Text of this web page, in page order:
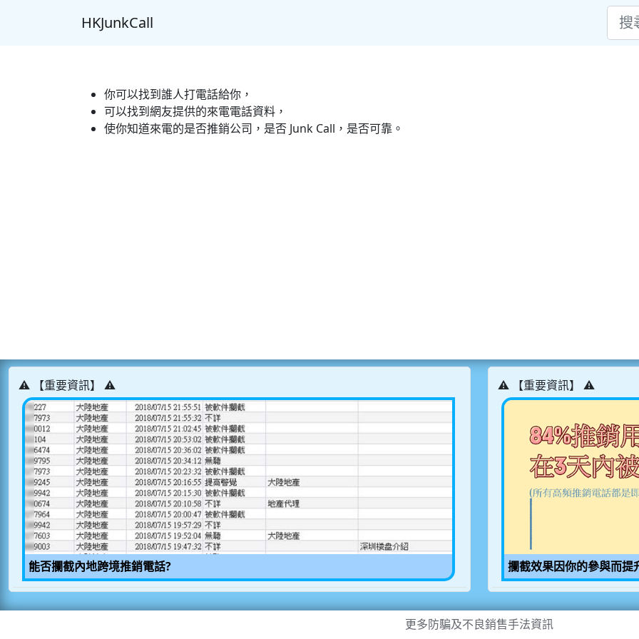
HKJunkCall
你可以找到誰人打電話給你，
可以找到網友提供的來電電話資料，
使你知道來電的是否推銷公司，是否 Junk Call，是否可靠。
⚠️ 【重要資訊】 ⚠️
能否攔截內地跨境推銷電話?
⚠️ 【重要資訊】 ⚠️
攔截效果因你的參與而提
更多防騙及不良銷售手法資訊